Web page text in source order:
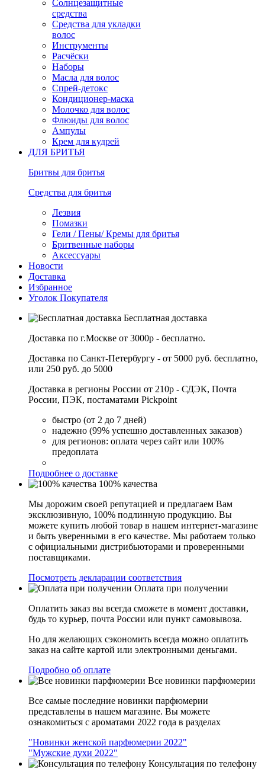
Солнцезащитные
средства
Средства для укладки
волос
Инструменты
Расчёски
Наборы
Масла для волос
Спрей-детокс
Кондиционер-маска
Молочко для волос
Флюиды для волос
Ампулы
Крем для кудрей
ДЛЯ БРИТЬЯ
Бритвы для бритья
Средства для бритья
Лезвия
Помазки
Гели / Пены/ Кремы для бритья
Бритвенные наборы
Аксессуары
Новости
Доставка
Избранное
Уголок Покупателя
Бесплатная доставка
Доставка по г.Москве от 3000р - бесплатно.
Доставка по Санкт-Петербургу - от 5000 руб. бесплатно,
или 250 руб. до 5000
Доставка в регионы России от 210р - СДЭК, Почта
России, ПЭК, постаматами Pickpoint
быстро (от 2 до 7 дней)
надежно (99% успешно доставленных заказов)
для регионов: оплата через сайт или 100%
предоплата
Подробнее о доставке
100% качества
Мы дорожим своей репутацией и предлагаем Вам
эксклюзивную, 100% подлинную продукцию. Вы
можете купить любой товар в нашем интернет-магазине
и быть уверенными в его качестве. Мы работаем только
с официальными дистрибьюторами и проверенными
поставщиками.
Посмотреть декларации соответствия
Оплата при получении
Оплатить заказ вы всегда сможете в момент доставки,
будь то курьер, почта России или пункт самовывоза.
Но для желающих сэкономить всегда можно оплатить
заказ на сайте картой или электронными деньгами.
Подробно об оплате
Все новинки парфюмерии
Все самые последние новинки парфюмерии
представлены в нашем магазине. Вы можете
ознакомиться с ароматами 2022 года в разделах
"Новинки женской парфюмерии 2022"
"Мужские духи 2022"
Консультация по телефону